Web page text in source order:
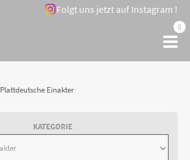
Folgt uns jetzt auf Instagram !
0
Plattdeutsche Einakter
KATEGORIE